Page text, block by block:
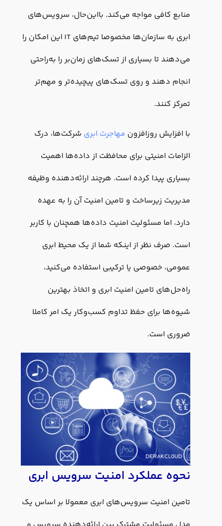
منابع کافی مواجه می‌کند. بااین‌حال، سرویس‌های
ابری به سازمان‌ها مخصوصا تیم‌های IT این امکان را
می‌دهند تا بسیاری از تسک‌های زمان‌بر را به‌راحتی
انجام دهند و روی تسک‌های پیچیده‌تر و مهم‌تر
تمرکز کنند.
با افزایش روزافزون مهاجرت ابری شرکت‌ها، درک
الزامات امنیتی برای محافظت از داده‌ها اهمیت
بسیاری پیدا کرده است. هرچند ارائه‌دهنده وظیفه
مدیریت زیرساخت و تامین امنیت آن را به عهده
دارد، اما مسئولیت امنیت داده‌ها همچنان با کاربر
است. صرف نظر از اینکه شما از یک محیط ابری
عمومی، خصوصی یا ترکیبی استفاده می‌کنید،
راه‌حل‌های تامین امنیت ابری و اتخاذ بهترین
شیوه‌ها برای حفظ تداوم کسب‌وکار یک امر کاملا
ضروری است.
نحوه عملکرد امنیت سرویس ابری
تامین امنیت سرویس‌های ابری معمولا بر اساس یک